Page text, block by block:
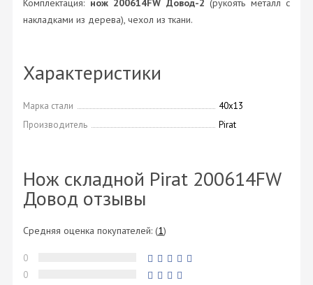
Комплектация: нож 200614FW Довод-2 (рукоять металл c
накладками из дерева), чехол из ткани.
Характеристики
Марка стали
40х13
Производитель
Pirat
Нож складной Pirat 200614FW
Довод отзывы
Средняя оценка покупателей: (1)
0
0